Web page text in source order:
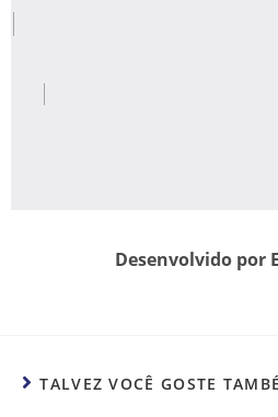
Desenvolvido por
TALVEZ VOCÊ GOSTE